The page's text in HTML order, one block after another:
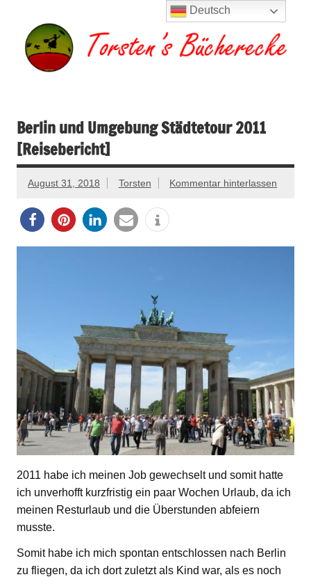
springen
Berlin und Umgebung Städtetour 2011
[Reisebericht]
August 31, 2018 Torsten Kommentar hinterlassen
2011 habe ich meinen Job gewechselt und somit hatte
ich unverhofft kurzfristig ein paar Wochen Urlaub, da ich
meinen Resturlaub und die Überstunden abfeiern
musste.
Somit habe ich mich spontan entschlossen nach Berlin
zu fliegen, da ich dort zuletzt als Kind war, als es noch
Deutsch